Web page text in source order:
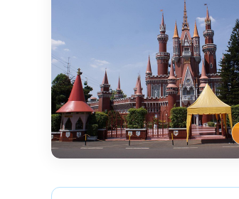
海运
参考时效
全国各大
空运专线
参考时效：2-5天
集运仓：深圳